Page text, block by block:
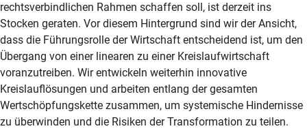
rechtsverbindlichen Rahmen schaffen soll, ist derzeit ins
Stocken geraten. Vor diesem Hintergrund sind wir der Ansicht,
dass die Führungsrolle der Wirtschaft entscheidend ist, um den
Übergang von einer linearen zu einer Kreislaufwirtschaft
voranzutreiben. Wir entwickeln weiterhin innovative
Kreislauflösungen und arbeiten entlang der gesamten
Wertschöpfungskette zusammen, um systemische Hindernisse
zu überwinden und die Risiken der Transformation zu teilen.